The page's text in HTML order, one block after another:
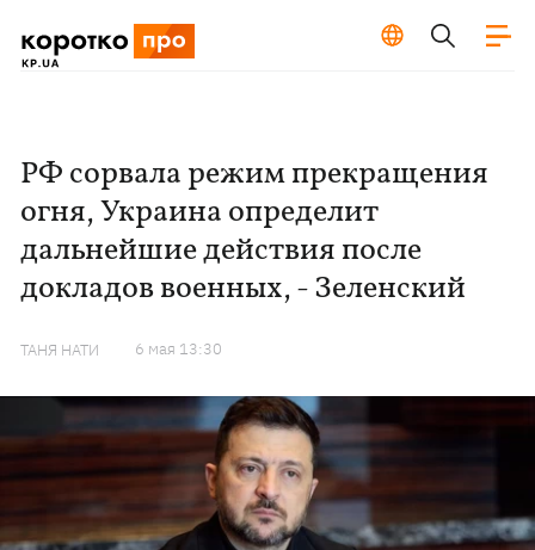
РФ сорвала режим прекращения
огня, Украина определит
дальнейшие действия после
докладов военных, - Зеленский
ТАНЯ НАТИ 6 мая 13:30